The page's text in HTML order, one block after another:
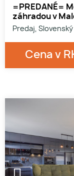
=PREDANÉ=
záhradou v
Predaj,
Cena v